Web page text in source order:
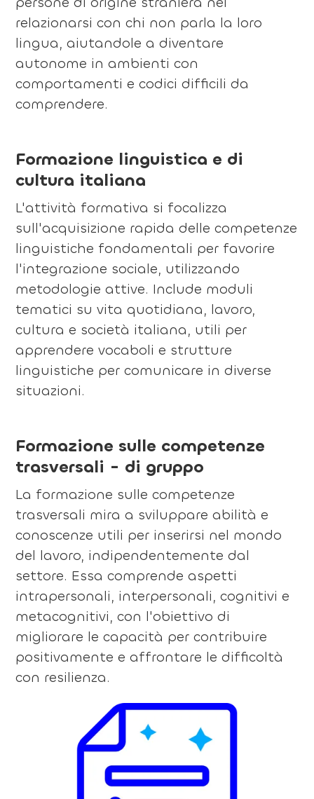
relazionarsi con chi non parla la loro
lingua, aiutandole a diventare
autonome in ambienti con
comportamenti e codici difficili da
comprendere.
Formazione linguistica e di
cultura italiana
L'attività formativa si focalizza
sull'acquisizione rapida delle competenze
linguistiche fondamentali per favorire
l'integrazione sociale, utilizzando
metodologie attive. Include moduli
tematici su vita quotidiana, lavoro,
cultura e società italiana, utili per
apprendere vocaboli e strutture
linguistiche per comunicare in diverse
situazioni.
Formazione sulle competenze
trasversali - di gruppo
La formazione sulle competenze
trasversali mira a sviluppare abilità e
conoscenze utili per inserirsi nel mondo
del lavoro, indipendentemente dal
settore. Essa comprende aspetti
intrapersonali, interpersonali, cognitivi e
metacognitivi, con l'obiettivo di
migliorare le capacità per contribuire
positivamente e affrontare le difficoltà
con resilienza.